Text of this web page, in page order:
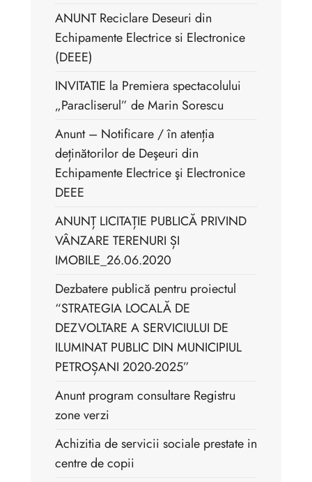
ANUNT Reciclare Deseuri din
Echipamente Electrice si Electronice
(DEEE)
INVITATIE la Premiera spectacolului
„Paracliserul” de Marin Sorescu
Anunt – Notificare / în atenția
deținătorilor de Deşeuri din
Echipamente Electrice şi Electronice
DEEE
ANUNȚ LICITAȚIE PUBLICĂ PRIVIND
VÂNZARE TERENURI ȘI
IMOBILE_26.06.2020
Dezbatere publică pentru proiectul
“STRATEGIA LOCALĂ DE
DEZVOLTARE A SERVICIULUI DE
ILUMINAT PUBLIC DIN MUNICIPIUL
PETROȘANI 2020-2025”
Anunt program consultare Registru
zone verzi
Achizitia de servicii sociale prestate in
centre de copii